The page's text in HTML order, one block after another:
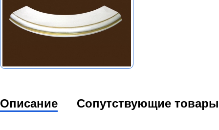
Описание Сопутствующие товары